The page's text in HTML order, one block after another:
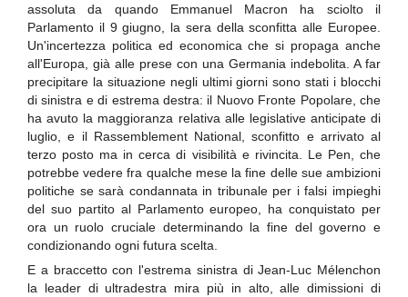
assoluta da quando Emmanuel Macron ha sciolto il
Parlamento il 9 giugno, la sera della sconfitta alle Europee.
Un'incertezza politica ed economica che si propaga anche
all'Europa, già alle prese con una Germania indebolita. A far
precipitare la situazione negli ultimi giorni sono stati i blocchi
di sinistra e di estrema destra: il Nuovo Fronte Popolare, che
ha avuto la maggioranza relativa alle legislative anticipate di
luglio, e il Rassemblement National, sconfitto e arrivato al
terzo posto ma in cerca di visibilità e rivincita. Le Pen, che
potrebbe vedere fra qualche mese la fine delle sue ambizioni
politiche se sarà condannata in tribunale per i falsi impieghi
del suo partito al Parlamento europeo, ha conquistato per
ora un ruolo cruciale determinando la fine del governo e
condizionando ogni futura scelta.
E a braccetto con l'estrema sinistra di Jean-Luc Mélenchon
la leader di ultradestra mira più in alto, alle dimissioni di